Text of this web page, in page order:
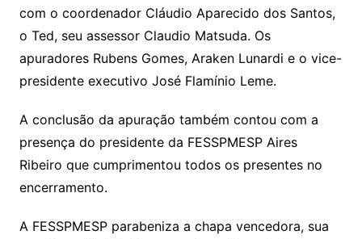
com o coordenador Cláudio Aparecido dos Santos,
o Ted, seu assessor Claudio Matsuda. Os
apuradores Rubens Gomes, Araken Lunardi e o vice-
presidente executivo José Flamínio Leme.
A conclusão da apuração também contou com a
presença do presidente da FESSPMESP Aires
Ribeiro que cumprimentou todos os presentes no
encerramento.
A FESSPMESP parabeniza a chapa vencedora, sua